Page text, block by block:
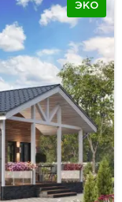
ЭКО